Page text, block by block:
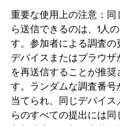
重要な使用上の注意：同
ら送信できるのは、1人
す。参加者による調査の
デバイスまたはブラウザ
を再送信することが推奨
す。ランダムな調査番号
当てられ、同じデバイス
らのすべての提出には同